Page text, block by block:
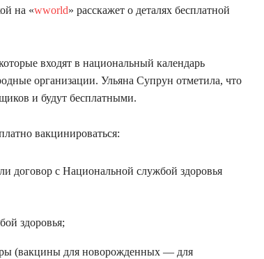
на «wworld» расскажет о деталях бесплатной
входят в национальный календарь
организации. Ульяна Супрун отметила, что
и будут бесплатными.
вакцинироваться:
договор с Национальной службой здоровья
здоровья;
(вакцины для новорожденных — для